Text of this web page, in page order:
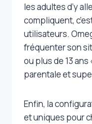
les adultes d’y
compliquent,
utilisateurs.
fréquenter son
ou plus de 13
parentale et
Enfin, la
et uniques pour